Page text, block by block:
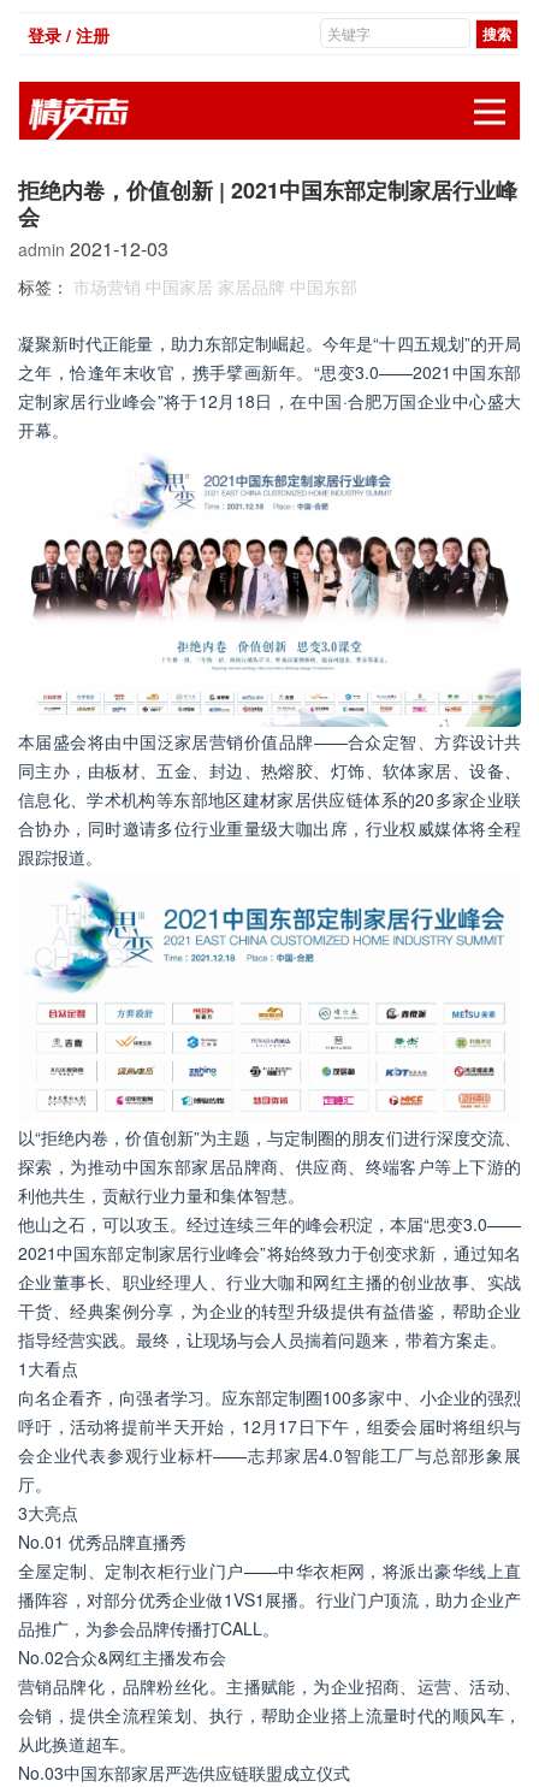
登录 / 注册
拒绝内卷，价值创新 | 2021中国东部定制家居行业峰
会
admin 2021-12-03
标签： 市场营销 中国家居 家居品牌 中国东部
凝聚新时代正能量，助力东部定制崛起。今年是“十四五规划”的开局
之年，恰逢年末收官，携手擘画新年。“思变3.0——2021中国东部
定制家居行业峰会”将于12月18日，在中国·合肥万国企业中心盛大
开幕。
本届盛会将由中国泛家居营销价值品牌——合众定智、方弈设计共
同主办，由板材、五金、封边、热熔胶、灯饰、软体家居、设备、
信息化、学术机构等东部地区建材家居供应链体系的20多家企业联
合协办，同时邀请多位行业重量级大咖出席，行业权威媒体将全程
跟踪报道。
以“拒绝内卷，价值创新”为主题，与定制圈的朋友们进行深度交流、
探索，为推动中国东部家居品牌商、供应商、终端客户等上下游的
利他共生，贡献行业力量和集体智慧。
他山之石，可以攻玉。经过连续三年的峰会积淀，本届“思变3.0——
2021中国东部定制家居行业峰会”将始终致力于创变求新，通过知名
企业董事长、职业经理人、行业大咖和网红主播的创业故事、实战
干货、经典案例分享，为企业的转型升级提供有益借鉴，帮助企业
指导经营实践。最终，让现场与会人员揣着问题来，带着方案走。
1大看点
向名企看齐，向强者学习。应东部定制圈100多家中、小企业的强烈
呼吁，活动将提前半天开始，12月17日下午，组委会届时将组织与
会企业代表参观行业标杆——志邦家居4.0智能工厂与总部形象展
厅。
3大亮点
No.01 优秀品牌直播秀
全屋定制、定制衣柜行业门户——中华衣柜网，将派出豪华线上直
播阵容，对部分优秀企业做1VS1展播。行业门户顶流，助力企业产
品推广，为参会品牌传播打CALL。
No.02合众&网红主播发布会
营销品牌化，品牌粉丝化。主播赋能，为企业招商、运营、活动、
会销，提供全流程策划、执行，帮助企业搭上流量时代的顺风车，
从此换道超车。
No.03中国东部家居严选供应链联盟成立仪式